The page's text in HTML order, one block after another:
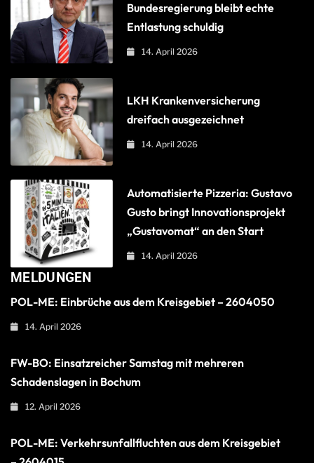
Bundesregierung bleibt echte
Entlastung schuldig
14. April 2026
LKH Krankenversicherung
dreifach ausgezeichnet
14. April 2026
Automatisierte Pizzeria: Gustavo
Gusto bringt Innovationsprojekt
„Gustavomat“ an den Start
14. April 2026
MELDUNGEN
POL-ME: Einbrüche aus dem Kreisgebiet – 2604050
14. April 2026
FW-BO: Einsatzreicher Samstag mit mehreren
Schadenslagen in Bochum
12. April 2026
POL-ME: Verkehrsunfallfluchten aus dem Kreisgebiet